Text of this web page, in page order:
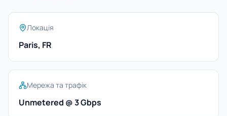
Локація
Paris, FR
Мережа та трафік
Unmetered @ 3 Gbps